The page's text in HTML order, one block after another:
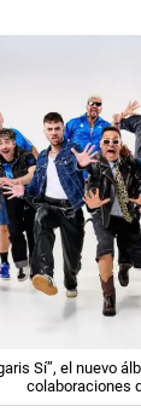
Sí”, el nuevo
colaboraciones